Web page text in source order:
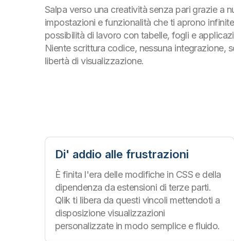
Salpa verso una creatività senza pari grazie a
impostazioni e funzionalità che ti aprono infinite
possibilità di lavoro con tabelle, fogli e
Niente scrittura codice, nessuna integrazione,
libertà di visualizzazione.
Di' addio alle frustrazioni
È finita l'era delle modifiche in CSS e della
dipendenza da estensioni di terze parti.
Qlik ti libera da questi vincoli mettendoti a
disposizione visualizzazioni
personalizzate in modo semplice e fluido.